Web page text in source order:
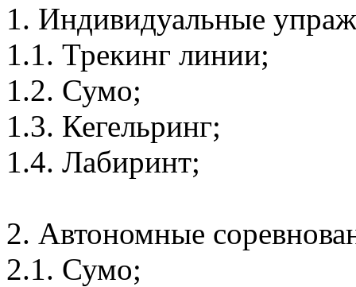
1. Индивидуальные
1.1. Трекинг линии;
1.2. Сумо;
1.3. Кегельринг;
1.4. Лабиринт;
2. Автономные
2.1. Сумо;